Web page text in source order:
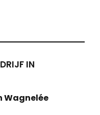
IN
Wagnelée